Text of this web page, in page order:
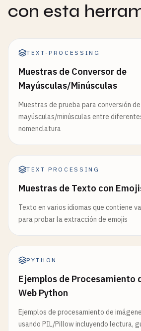
con esta
TEXT-PROCESSING
Muestras de Conversor de
Mayúsculas/Minúsculas
Muestras de prueba para conversión de
mayúsculas/minúsculas entre
nomenclatura
TEXT PROCESSING
Muestras de Texto con
Texto en varios idiomas que contiene
para probar la extracción de emojis
PYTHON
Ejemplos de Procesamiento
Web Python
Ejemplos de procesamiento de
usando PIL/Pillow incluyendo lectura,